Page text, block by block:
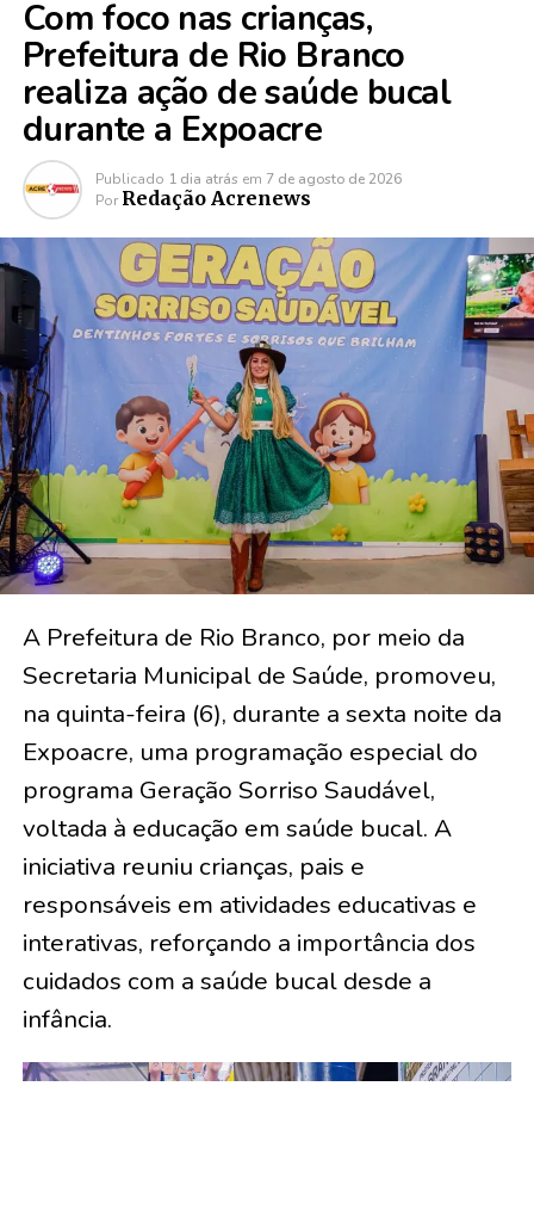
Com foco nas crianças,
Prefeitura de Rio Branco
realiza ação de saúde bucal
durante a Expoacre
Publicado 1 dia atrás em 7 de agosto de 2026
Por Redação Acrenews
A Prefeitura de Rio Branco, por meio da
Secretaria Municipal de Saúde, promoveu,
na quinta-feira (6), durante a sexta noite da
Expoacre, uma programação especial do
programa Geração Sorriso Saudável,
voltada à educação em saúde bucal. A
iniciativa reuniu crianças, pais e
responsáveis em atividades educativas e
interativas, reforçando a importância dos
cuidados com a saúde bucal desde a
infância.